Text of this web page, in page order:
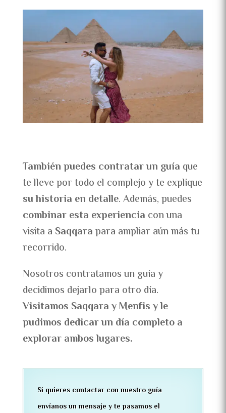
También puedes contratar un guía que
te lleve por todo el complejo y te explique
su historia en detalle. Además, puedes
combinar esta experiencia con una
visita a Saqqarapara ampliar aún más tu
recorrido.
Nosotros contratamos un guía y
decidimos dejarlo para otro día.
Visitamos Saqqara y Menfis y le
pudimos dedicar un día completo a
explorar ambos lugares.
Si quieres contactar con nuestro guía
envíanos un mensaje y te pasamos el